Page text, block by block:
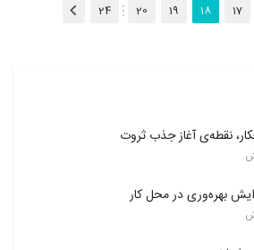
نقطه‌ی آغاز جذب ثروت
بهره‌وری در محل کار
17
18(فعلی)19
20
24